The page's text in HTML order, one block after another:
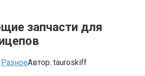
запчасти для
РазноеАвтор: tauroskiff